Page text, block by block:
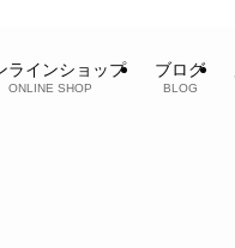
ラインショップ
ONLINE SHOP
ブログ
BLOG